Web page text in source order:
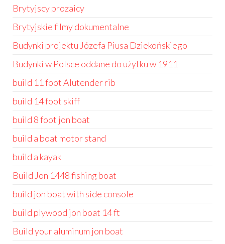
Brytyjscy prozaicy
Brytyjskie filmy dokumentalne
Budynki projektu Józefa Piusa Dziekońskiego
Budynki w Polsce oddane do użytku w 1911
build 11 foot Alutender rib
build 14 foot skiff
build 8 foot jon boat
build a boat motor stand
build a kayak
Build Jon 1448 fishing boat
build jon boat with side console
build plywood jon boat 14 ft
Build your aluminum jon boat